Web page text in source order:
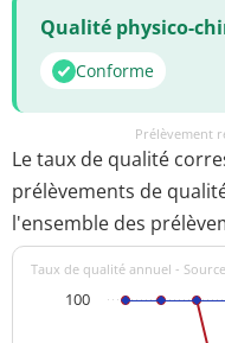
Qualité physico-
Conforme
Prélèvement
Le taux de qualité
prélèvements de
l'ensemble des
Taux de qualité annuel -
100